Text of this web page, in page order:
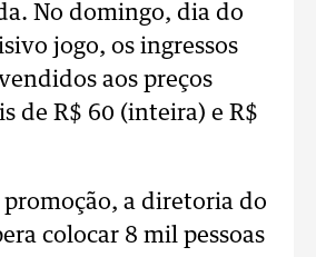
No domingo, dia do
jogo, os ingressos
aos preços
de R$ 60 (inteira) e R$
promoção, a diretoria do
colocar 8 mil pessoas